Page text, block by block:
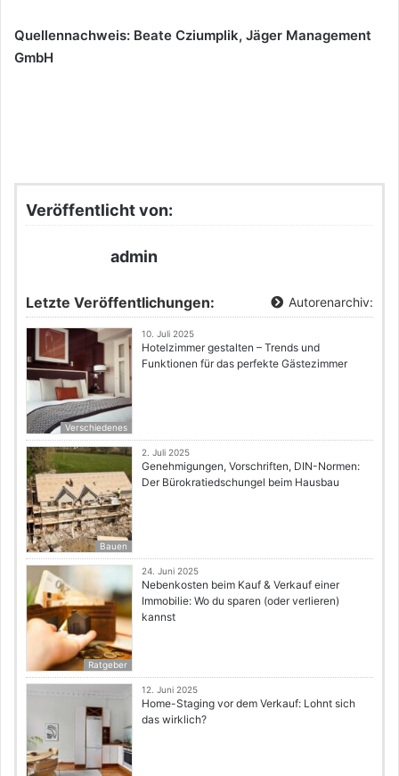
Quellennachweis: Beate Cziumplik, Jäger Management
GmbH
Veröffentlicht von:
admin
Letzte Veröffentlichungen: Autorenarchiv:
Verschiedenes
10. Juli 2025
Hotelzimmer gestalten – Trends und
Funktionen für das perfekte Gästezimmer
Bauen
2. Juli 2025
Genehmigungen, Vorschriften, DIN-Normen:
Der Bürokratiedschungel beim Hausbau
Ratgeber
24. Juni 2025
Nebenkosten beim Kauf & Verkauf einer
Immobilie: Wo du sparen (oder verlieren)
kannst
12. Juni 2025
Home-Staging vor dem Verkauf: Lohnt sich
das wirklich?